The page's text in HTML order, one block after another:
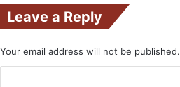
Leave a Reply
Your email address will not be published.